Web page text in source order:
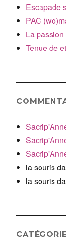
Escapade
PAC
La
Tenue de
la souris
la souris